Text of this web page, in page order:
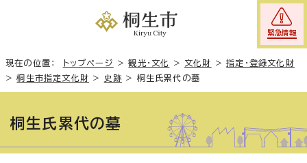
緊急情報
現在の位置： トップページ >観光・文化 >文化財 >指定・登録文化財
>桐生市指定文化財 > 史跡 > 桐生氏累代の墓
桐生氏累代の墓